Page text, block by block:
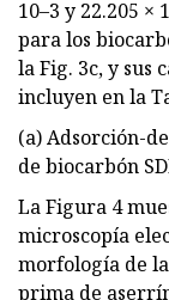
10–3 y 22.205 ×
para los
la Fig. 3c, y sus
incluyen en la
(a) Adsorción-
de biocarbón
La Figura 4
microscopía
morfología de
prima de aserrín